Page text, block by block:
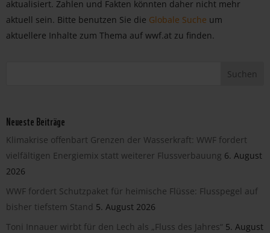
aktualisiert. Zahlen und Fakten könnten daher nicht mehr
aktuell sein. Bitte benutzen Sie die Globale Suche um
aktuellere Inhalte zum Thema auf wwf.at zu finden.
Neueste Beiträge
Klimakrise offenbart Grenzen der Wasserkraft: WWF fordert
vielfältigen Energiemix statt weiterer Flussverbauung 6. August
2026
WWF fordert Schutzpaket für heimische Flüsse: Flusspegel auf
bisher tiefstem Stand 5. August 2026
Toni Innauer wirbt für den Lech als „Fluss des Jahres“ 5. August